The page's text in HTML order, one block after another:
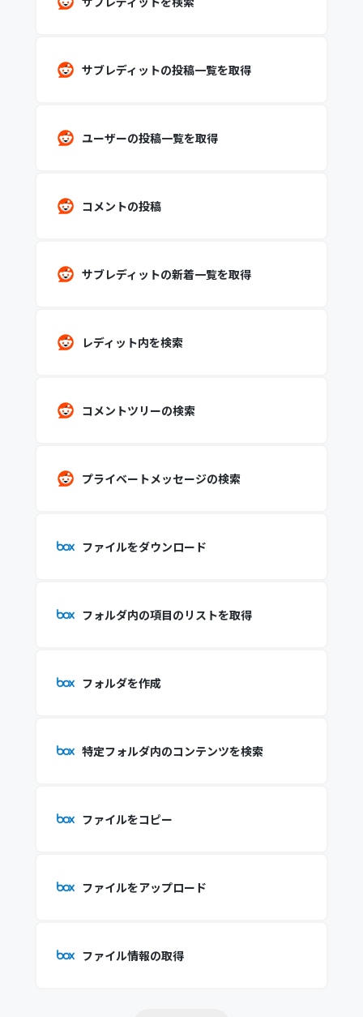
サブレディットの投稿一覧を取得
ユーザーの投稿一覧を取得
コメントの投稿
サブレディットの新着一覧を取得
レディット内を検索
コメントツリーの検索
プライベートメッセージの検索
ファイルをダウンロード
フォルダ内の項目のリストを取得
フォルダを作成
特定フォルダ内のコンテンツを検索
ファイルをコピー
ファイルをアップロード
ファイル情報の取得